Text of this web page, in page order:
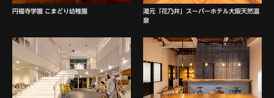
円福寺学園 こまどり幼稚園
湯元「花乃井」スーパーホテル大阪天然温
泉